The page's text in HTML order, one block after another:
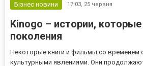
Бізнес новини 17:03, 25 червня
Kinogo – истории,
поколения
Некоторые книги и фильмы со временем
культурными явлениями. Они